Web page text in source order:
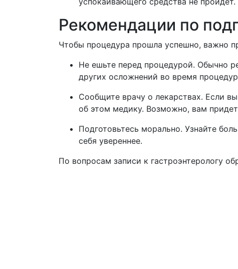
Рекомендации по
Чтобы процедура прошла успешно, важно
Не ешьте перед процедурой. Обычно
других осложнений во время
Сообщите врачу о лекарствах. Если
об этом медику. Возможно, вам
Подготовьтесь морально. Узнайте
себя увереннее.
По вопросам записи к гастроэнтерологу